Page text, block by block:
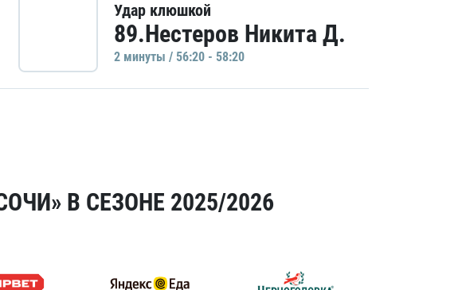
Удар клюшкой
89.Нестеров Никита Д.
2 минуты / 56:20 - 58:20
В СЕЗОНЕ 2025/2026